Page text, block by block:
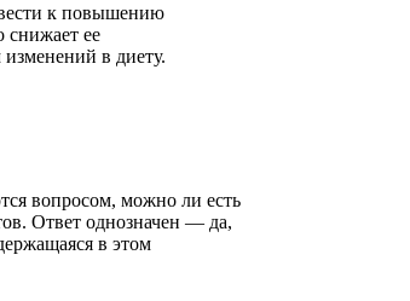
к повышению
снижает ее
в диету.
вопросом, можно ли есть
Ответ однозначен — да,
в этом